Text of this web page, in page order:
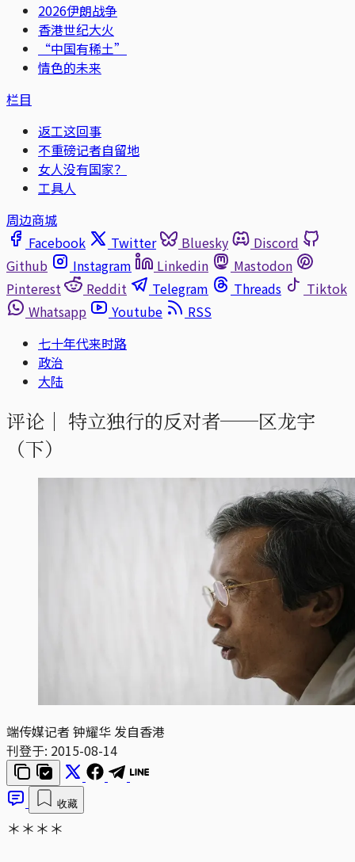
2026伊朗战争
香港世纪大火
“中国有稀土”
情色的未来
栏目
返工这回事
不重磅记者自留地
女人没有国家？
工具人
周边商城
Facebook
Twitter Bluesky
Discord
Github
Instagram Linkedin
Mastodon
Pinterest
Reddit Telegram Threads
Tiktok
Whatsapp
Youtube
RSS
七十年代来时路
政治
大陆
评论｜ 特立独行的反对者──区龙宇
（下）
端传媒记者 钟耀华 发自香港
刊登于: 2015-08-14
收藏
＊＊＊＊